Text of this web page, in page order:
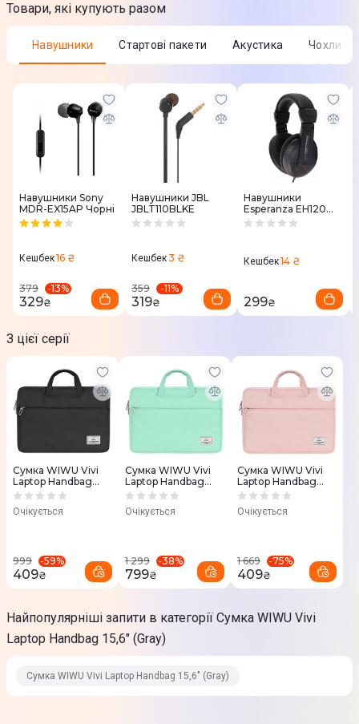
Товари, які купують разом
Навушники Стартові пакети Акустика Чохли
Навушники Sony
MDR-EX15AP Чорні
Кешбек16 ₴
379 -13%
329₴
Навушники JBL
JBLT110BLKE
Кешбек3 ₴
359 -11%
319₴
Навушники
Esperanza EH120
(Black)
Кешбек14 ₴
299₴
З цієї серії
Сумка WIWU Vivi
Laptop Handbag
15,6" (Black)
Очікується
999 -59%
409₴
Сумка WIWU Vivi
Laptop Handbag
15,6" (Green)
Очікується
1 299 -38%
799₴
Сумка WIWU Vivi
Laptop Handbag
15,6" (Pink)
Очікується
1 669 -75%
409₴
Найпопулярніші запити в категорії Сумка WIWU Vivi
Laptop Handbag 15,6" (Gray)
Сумка WIWU Vivi Laptop Handbag 15,6" (Gray)